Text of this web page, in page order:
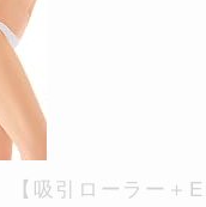
吸引ローラー＋